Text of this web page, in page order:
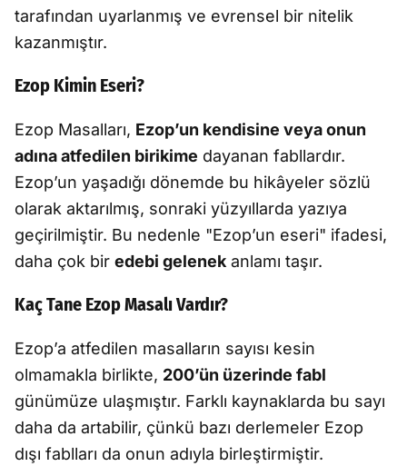
tarafından uyarlanmış ve evrensel bir nitelik
kazanmıştır.
Ezop Kimin Eseri?
Ezop Masalları, Ezop’un kendisine veya onun
adına atfedilen birikime dayanan fabllardır.
Ezop’un yaşadığı dönemde bu hikâyeler sözlü
olarak aktarılmış, sonraki yüzyıllarda yazıya
geçirilmiştir. Bu nedenle "Ezop’un eseri" ifadesi,
daha çok bir edebi gelenek anlamı taşır.
Kaç Tane Ezop Masalı Vardır?
Ezop’a atfedilen masalların sayısı kesin
olmamakla birlikte, 200’ün üzerinde fabl
günümüze ulaşmıştır. Farklı kaynaklarda bu sayı
daha da artabilir, çünkü bazı derlemeler Ezop
dışı fablları da onun adıyla birleştirmiştir.